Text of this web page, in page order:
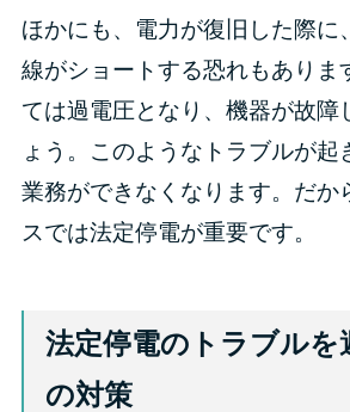
ほかにも、電力が復旧した際に
線がショートする恐れもありま
ては過電圧となり、機器が故障
ょう。このようなトラブルが起
業務ができなくなります。だか
スでは法定停電が重要です。
法定停電のトラブルを
の対策